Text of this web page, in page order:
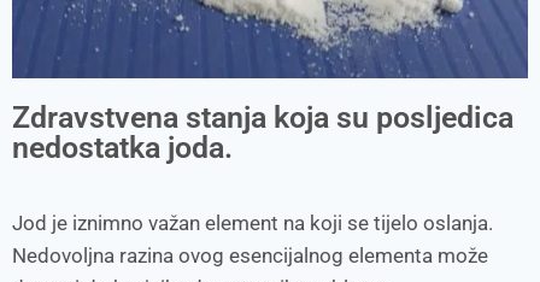
Zdravstvena stanja koja su posljedica
nedostatka joda.
Jod je iznimno važan element na koji se tijelo oslanja.
Nedovoljna razina ovog esencijalnog elementa može